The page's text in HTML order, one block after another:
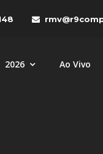
competições com
2026 Ao Vivo